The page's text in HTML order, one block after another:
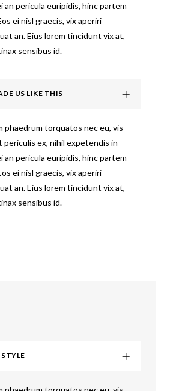
an pericula euripidis, hinc partem
ei nisl graecis, vix aperiri
an. Eius lorem tincidunt vix at,
sensibus id.
US LIKE THIS
phaedrum torquatos nec eu, vis
periculis ex, nihil expetendis in
an pericula euripidis, hinc partem
ei nisl graecis, vix aperiri
an. Eius lorem tincidunt vix at,
sensibus id.